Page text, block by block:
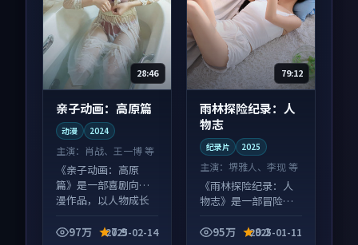
28:46
亲子动画：高原篇
动漫 2024
主演： 肖战、王一博 等
《亲子动画：高原
篇》是一部喜剧向动
漫作品，以人物成长
实。97万 7.9
2025-02-14
79:12
雨林探险纪录：人
物志
纪录片 2025
主演：堺雅人、李现 等
《雨林探险纪录：人
物志》是一部冒险向
事并行，细节值得二
95万 9.2
2025-01-11